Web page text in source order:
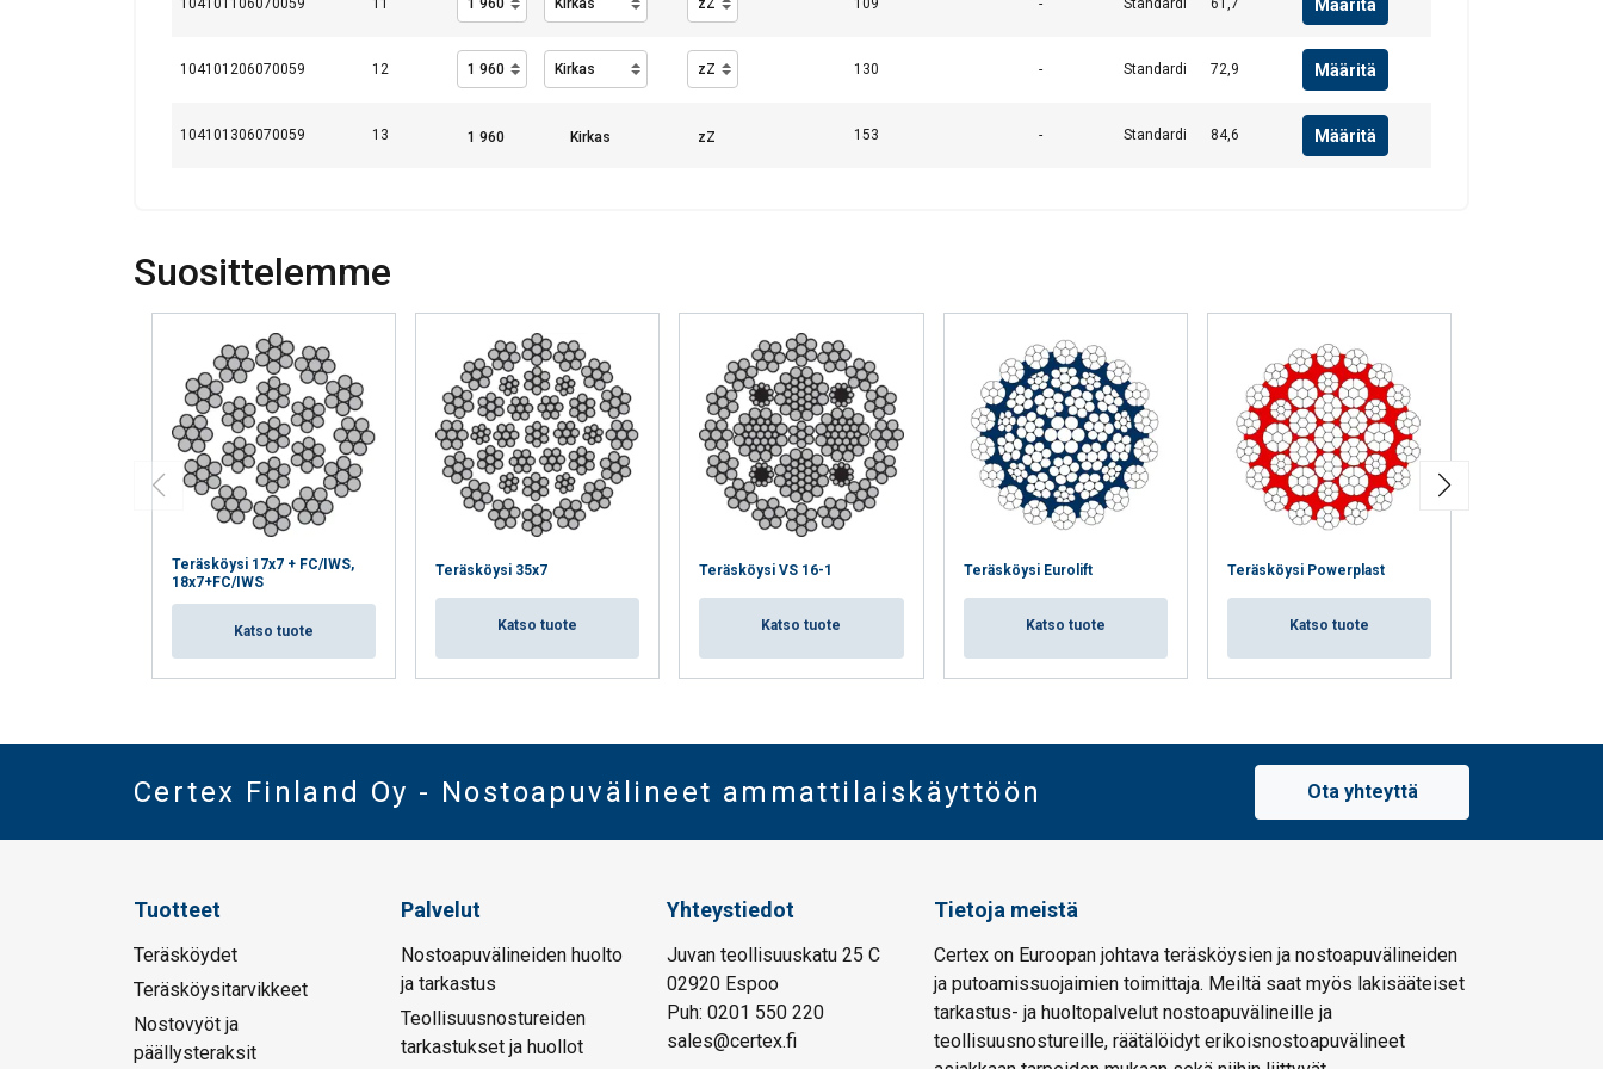
104101106070059 11 109 - Standardi 61,7 Määritä
104101206070059 12 130 - Standardi 72,9 Määritä
104101306070059 13 153 - Standardi 84,6 Määritä
Suosittelemme
Teräsköysi 17x7 + FC/IWS,
18x7+FC/IWS
Katso tuote
Teräsköysi 35x7
Katso tuote
Teräsköysi VS 16-1
Katso tuote
Teräsköysi Eurolift
Katso tuote
Teräsköysi Powerplast
Katso tuote
Certex Finland Oy - Nostoapuvälineet ammattilaiskäyttöön Ota yhteyttä
Tuotteet
Teräsköydet
Teräsköysitarvikkeet
Nostovyöt ja
päällysteraksit
Palvelut
Nostoapuvälineiden huolto
ja tarkastus
Teollisuusnostureiden
tarkastukset ja huollot
Yhteystiedot
Juvan teollisuuskatu 25 C
02920 Espoo
Puh: 0201 550 220
sales@certex.fi
Tietoja meistä
Certex on Euroopan johtava teräsköysien ja nostoapuvälineiden
ja putoamissuojaimien toimittaja. Meiltä saat myös lakisääteiset
tarkastus- ja huoltopalvelut nostoapuvälineille ja
teollisuusnostureille, räätälöidyt erikoisnostoapuvälineet
NÄYTÄ TIEDOT